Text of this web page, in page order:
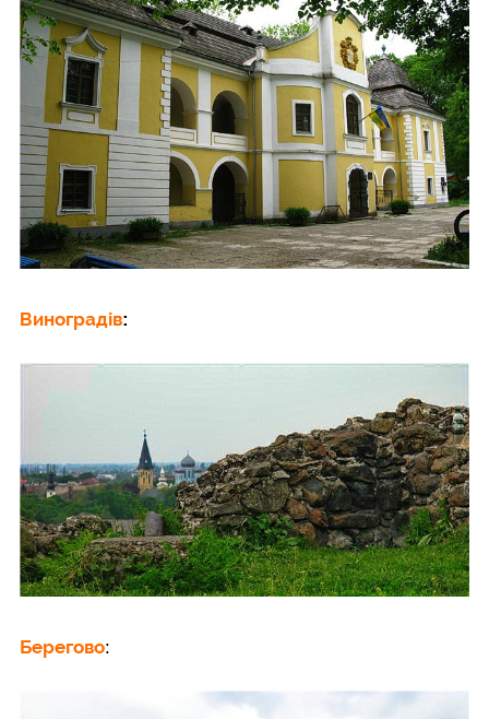
Виноградів:
Берегово: